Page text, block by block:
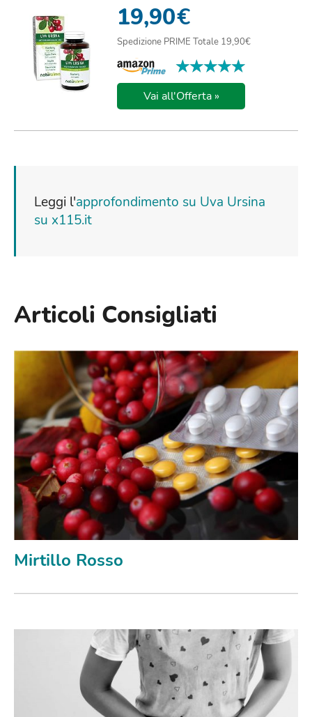
19,90€
Spedizione PRIME Totale 19,90€
★★★★★
★★★★★
Vai all'Offerta »
Leggi l'approfondimento su Uva Ursina
su x115.it
Articoli Consigliati
Mirtillo Rosso